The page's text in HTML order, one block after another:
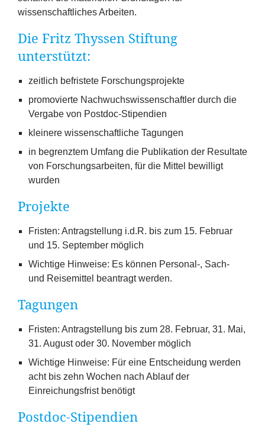
wissenschaftliches Arbeiten.
Die Fritz Thyssen Stiftung
unterstützt:
zeitlich befristete Forschungsprojekte
promovierte Nachwuchswissenschaftler durch die
Vergabe von Postdoc-Stipendien
kleinere wissenschaftliche Tagungen
in begrenztem Umfang die Publikation der Resultate
von Forschungsarbeiten, für die Mittel bewilligt
wurden
Projekte
Fristen: Antragstellung i.d.R. bis zum 15. Februar
und 15. September möglich
Wichtige Hinweise: Es können Personal‑, Sach-
und Reisemittel beantragt werden.
Tagungen
Fristen: Antragstellung bis zum 28. Februar, 31. Mai,
31. August oder 30. November möglich
Wichtige Hinweise: Für eine Entscheidung werden
acht bis zehn Wochen nach Ablauf der
Einreichungsfrist benötigt
Postdoc-Stipendien